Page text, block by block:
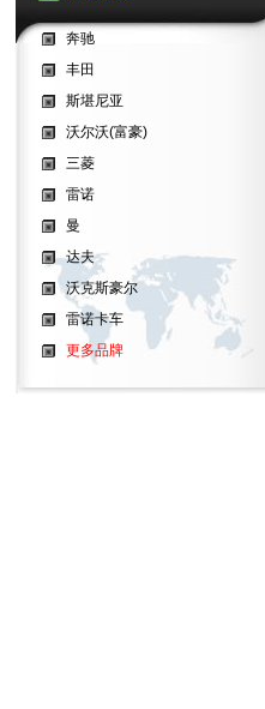
奔驰
丰田
斯堪尼亚
沃尔沃(富豪)
三菱
雷诺
曼
达夫
沃克斯豪尔
雷诺卡车
更多品牌